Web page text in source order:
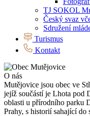
TJ SOKOL
Český svaz
Sdružení
Turismus
Kontakt
O nás
Mutějovice jsou obec ve
jejíž součástí je Lhota pod
oblasti u přírodního parku
Prahy, s historií sahající do